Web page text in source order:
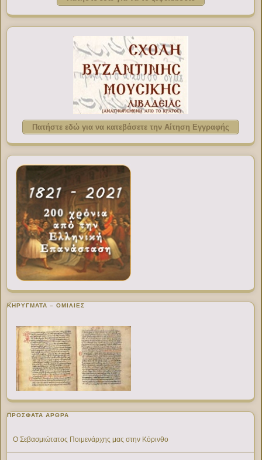
Πατήστε εδώ για να κατεβάσετε την Αίτηση Εγγραφής
ΚΗΡΥΓΜΑΤΑ – ΟΜΙΛΙΕΣ
ΠΡΌΣΦΑΤΑ ΆΡΘΡΑ
Ο Σεβασμιώτατος Ποιμενάρχης μας στην Κόρινθο